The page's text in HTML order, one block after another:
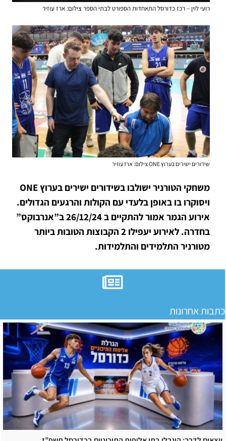
רועי לוין – רכז כדורסל התאחדות הספורט לבתי הספר צילום: ארז עוזיר
שידורים ישירים בערוץ ONE צילום: ארז עוזיר
משחקי הטורניר ישולבו בשידורים ישירים בערוץ ONE
ויסוקרו בו באופן בלעדי עם הקולות והרגעים הגדולים.
אירוע הגמר אמור להתקיים ב 26/12/24 ב”אנרבוקס”
בחדרה. לאירוע יעפילו 2 הקבוצות הטובות ביותר
מטורניר התלמידים והתלמידות.
כתבות אחרונות